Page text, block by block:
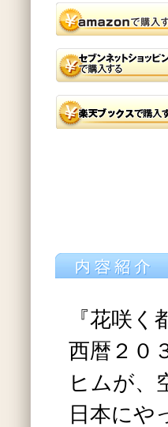
『花咲く
西暦２０
ヒムが、
日本にや